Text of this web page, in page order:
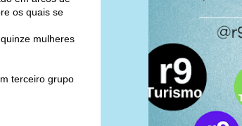
os quais se
mulheres
terceiro grupo